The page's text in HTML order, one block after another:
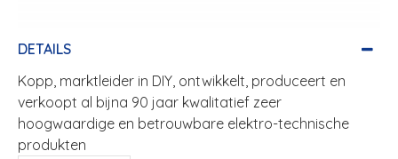
DETAILS
Kopp, marktleider in DIY, ontwikkelt, produceert en
verkoopt al bijna 90 jaar kwalitatief zeer
hoogwaardige en betrouwbare elektro-technische
produkten